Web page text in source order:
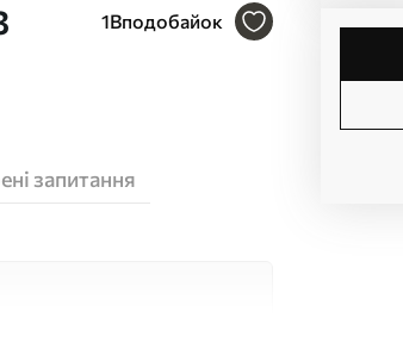
1Вподобайок
запитання